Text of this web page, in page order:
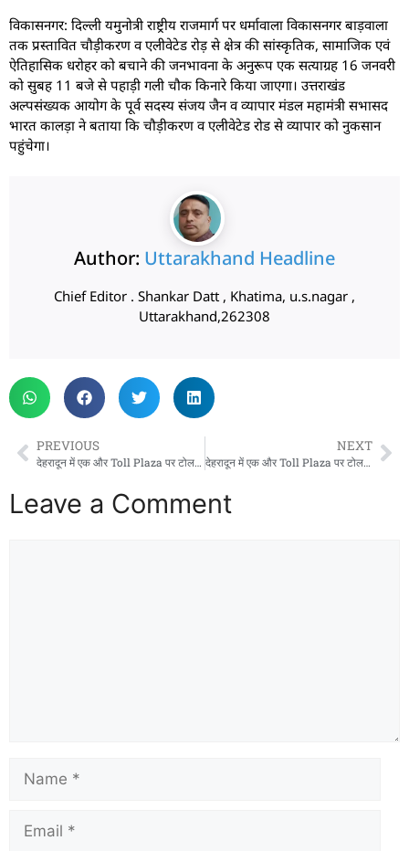
विकासनगर: दिल्ली यमुनोत्री राष्ट्रीय राजमार्ग पर धर्मावाला विकासनगर बाड़वाला
तक प्रस्तावित चौड़ीकरण व एलीवेटेड रोड़ से क्षेत्र की सांस्कृतिक, सामाजिक एवं
ऐतिहासिक धरोहर को बचाने की जनभावना के अनुरूप एक सत्याग्रह 16 जनवरी
को सुबह 11 बजे से पहाड़ी गली चौक किनारे किया जाएगा। उत्तराखंड
अल्पसंख्यक आयोग के पूर्व सदस्य संजय जैन व व्यापार मंडल महामंत्री सभासद
भारत कालड़ा ने बताया कि चौड़ीकरण व एलीवेटेड रोड से व्यापार को नुकसान
पहुंचेगा।
Author: Uttarakhand Headline
Chief Editor . Shankar Datt , Khatima, u.s.nagar ,
Uttarakhand,262308
PREVIOUS
देहरादून में एक और Toll Plaza पर टोल वसूली शुरू, स्थानीय लोगों के लिए इतने रुपयों मासिक पास की सुविधा
NEXT
देहरादून में एक और Toll Plaza पर टोल वसूली शुरू, स्थानीय लोगों के लिए इतने रुपयों मासिक पास की सुविधा
Leave a Comment